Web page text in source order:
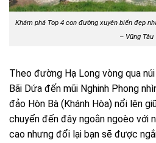
Khám phá Top 4 con đường xuyên biển đẹp
– Vũng Tàu
Theo đường Hạ Long vòng qua
Bãi Dứa đến mũi Nghinh Phong
đảo Hòn Bà (Khánh Hòa) nổi lên
chuyển đến đây ngoằn ngoèo với
cao nhưng đổi lại bạn sẽ được